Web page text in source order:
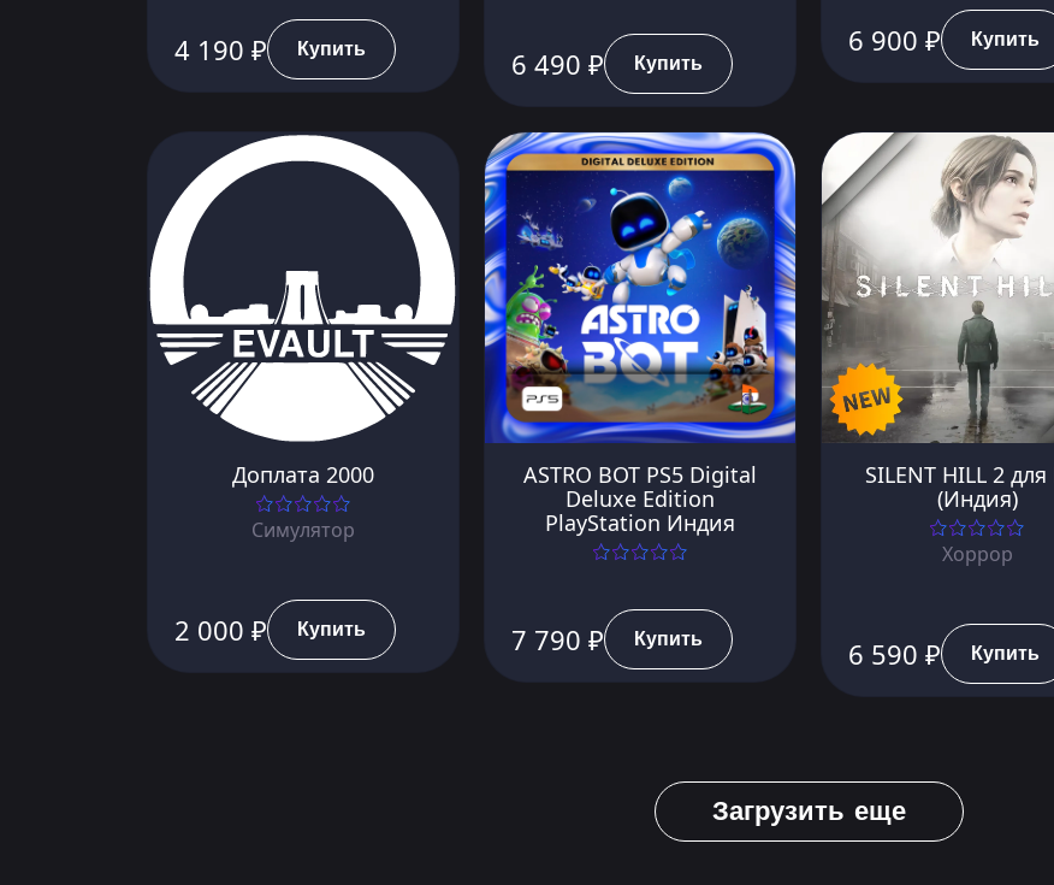
4 190 ₽ Купить 6 490 ₽ Купить
6 900 ₽ Купить
Доплата 2000
Симулятор
2 000 ₽ Купить
ASTRO BOT PS5 Digital
Deluxe Edition
PlayStation Индия
7 790 ₽ Купить
SILENT HILL 2 для
(Индия)
Хоррор
6 590 ₽ Купить
Загрузить еще